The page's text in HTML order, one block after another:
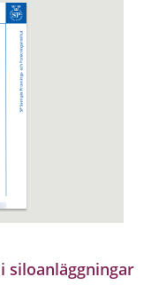
siloanläggningar